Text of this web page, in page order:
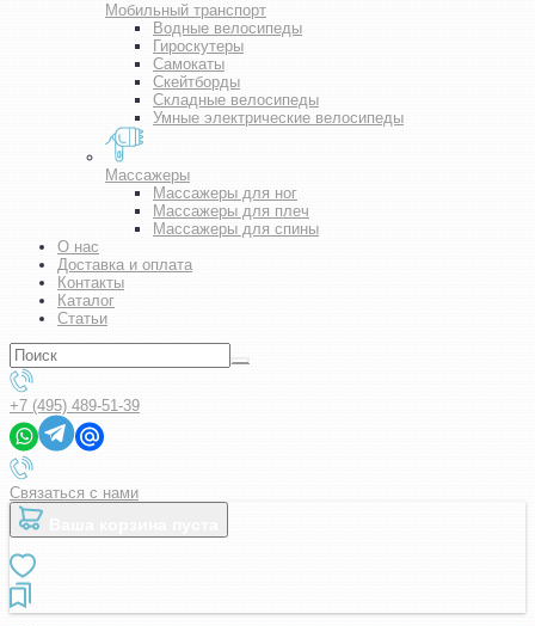
Мобильный транспорт
Водные велосипеды
Гироскутеры
Самокаты
Скейтборды
Складные велосипеды
Умные электрические велосипеды
Массажеры
Массажеры для ног
Массажеры для плеч
Массажеры для спины
О нас
Доставка и оплата
Контакты
Каталог
Статьи
+7 (495) 489-51-39
Связаться с нами